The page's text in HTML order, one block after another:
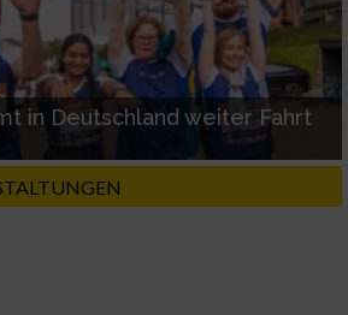
in Deutschland weiter Fahrt